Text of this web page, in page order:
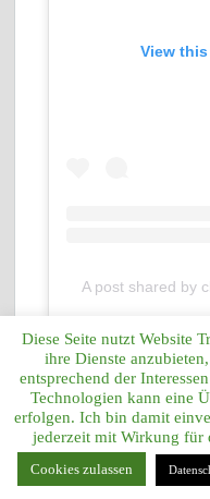
View
A post shared by
Diese Seite nutzt Website
ihre Dienste
entsprechend der
Technologien kann eine
erfolgen. Ich bin damit
jederzeit mit Wirkung für
Cookies zulassen